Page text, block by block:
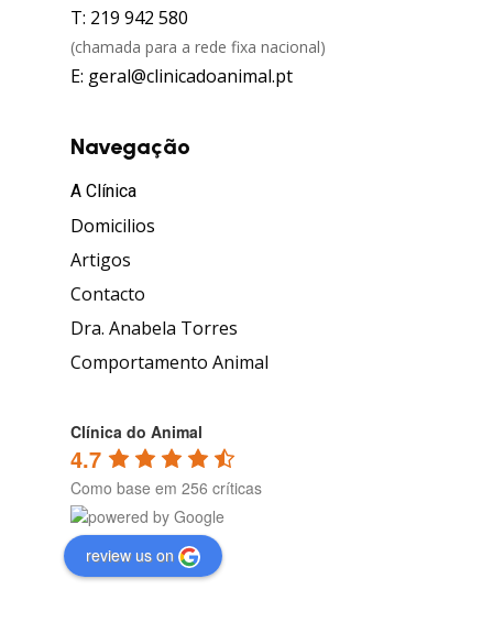
T: 219 942 580
(chamada para a rede fixa nacional)
E: geral@clinicadoanimal.pt
Navegação
A Clínica
Domicilios
Artigos
Contacto
Dra. Anabela Torres
Comportamento Animal
Clínica do Animal
4.7
Como base em 256 críticas
review us on